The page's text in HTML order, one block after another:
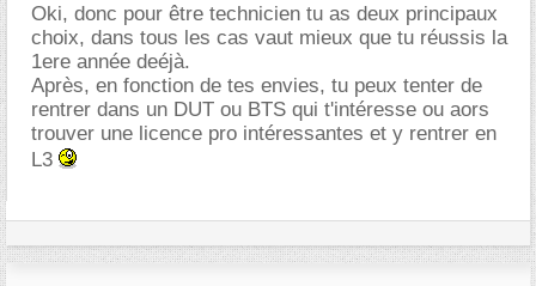
Oki, donc pour être technicien tu as deux principaux
choix, dans tous les cas vaut mieux que tu réussis la
1ere année deéjà.
Après, en fonction de tes envies, tu peux tenter de
rentrer dans un DUT ou BTS qui t'intéresse ou aors
trouver une licence pro intéressantes et y rentrer en
L3